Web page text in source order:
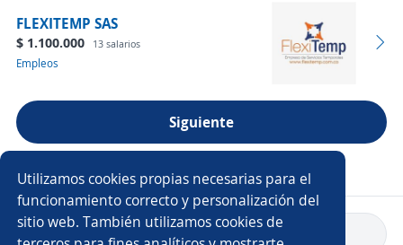
Utilizamos cookies propias necesarias para el
funcionamiento correcto y personalización del
sitio web. También utilizamos cookies de
FLEXITEMP SAS
$ 1.100.000 13 salarios
Empleos
Siguiente
Ver más empresas
Volver a inicio